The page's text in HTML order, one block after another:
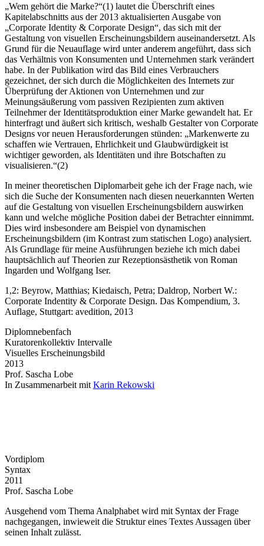
„Wem gehört die Marke?“(1) lautet die Überschrift eines
Kapitelabschnitts aus der 2013 aktualisierten Ausgabe von
„Corporate Identity & Corporate Design“, das sich mit der
Gestaltung von visuellen Erscheinungsbildern auseinandersetzt. Als
Grund für die Neuauflage wird unter anderem angeführt, dass sich
das Verhältnis von Konsumenten und Unternehmen stark verändert
habe. In der Publikation wird das Bild eines Verbrauchers
gezeichnet, der sich durch die Möglichkeiten des Internets zur
Überprüfung der Aktionen von Unternehmen und zur
Meinungsäußerung vom passiven Rezipienten zum aktiven
Teilnehmer der Identitätsproduktion einer Marke gewandelt hat. Er
hinterfragt und äußert sich kritisch, weshalb Gestalter von Corporate
Designs vor neuen Herausforderungen stünden: „Markenwerte zu
schaffen wie Vertrauen, Ehrlichkeit und Glaubwürdigkeit ist
wichtiger geworden, als Identitäten und ihre Botschaften zu
visualisieren.“(2)
In meiner theoretischen Diplomarbeit gehe ich der Frage nach, wie
sich die Suche der Konsumenten nach diesen neuerkannten Werten
auf die Gestaltung von visuellen Erscheinungsbildern auswirken
kann und welche mögliche Position dabei der Betrachter einnimmt.
Dies wird insbesondere am Beispiel von dynamischen
Erscheinungsbildern (im Kontrast zum statischen Logo) analysiert.
Als Grundlage für meine Ausführungen beziehe ich mich dabei
hauptsächlich auf Theorien zur Rezeptionsästhetik von Roman
Ingarden und Wolfgang Iser.
1,2: Beyrow, Matthias; Kiedaisch, Petra; Daldrop, Norbert W.:
Corporate Indentity & Corporate Design. Das Kompendium, 3.
Auflage, Stuttgart: avedition, 2013
Diplom­nebenfach
Kuratorenkollektiv Intervalle
Visuelles Erschei­nungs­bild
2013
Prof. Sascha Lobe
In Zusammenarbeit mit Karin Rekowski
Vordiplom
Syntax
2011
Prof. Sascha Lobe
Ausgehend vom Thema Analphabet wird mit Syntax der Frage
nachgegangen, inwieweit die Struktur eines Textes Aussagen über
seinen Inhalt zulässt.